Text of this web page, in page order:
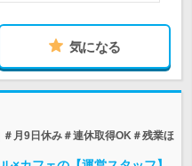
気になる
月9日休み＃連休取得OK＃残業ほ